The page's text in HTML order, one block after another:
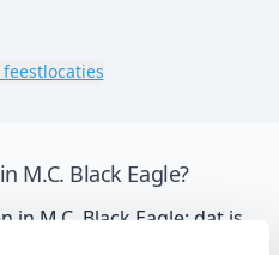
M.C. Black Eagle?
in M.C. Black Eagle: dat is